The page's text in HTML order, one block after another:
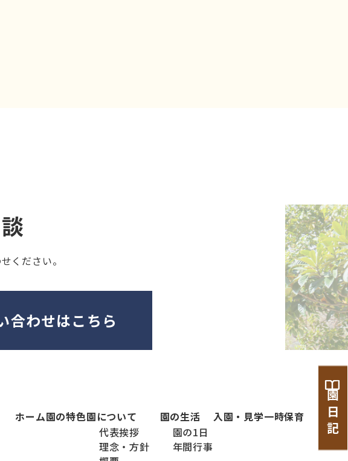
園 日 記
ください。
合わせはこちら
ホーム園の特色園について
代表挨拶
理念・方針
園の生活
園の1日
年間行事
入園・見学一時保育